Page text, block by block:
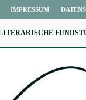
IMPRESSUM